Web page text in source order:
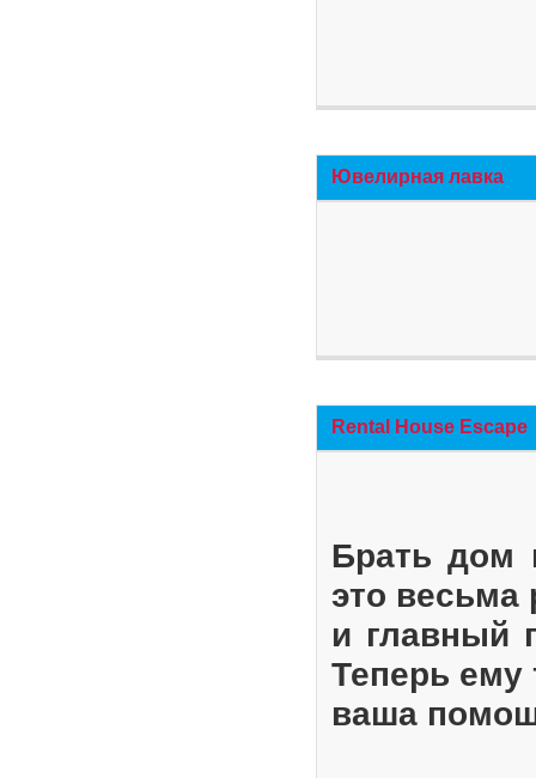
Ювелирная лавка
Rental House Escape
Брать дом
это весьма
и главный
Теперь ему
ваша